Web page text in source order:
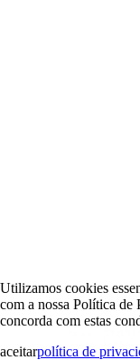
Utilizamos cookies
com a nossa Política de
concorda com estas
aceitarpolítica de